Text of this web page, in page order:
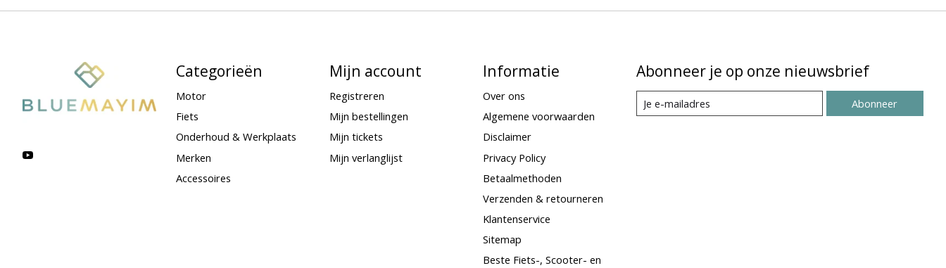
Categorieën
Motor
Fiets
Onderhoud & Werkplaats
Merken
Accessoires
Mijn account
Registreren
Mijn bestellingen
Mijn tickets
Mijn verlanglijst
Informatie
Over ons
Algemene voorwaarden
Disclaimer
Privacy Policy
Betaalmethoden
Verzenden & retourneren
Klantenservice
Sitemap
Beste Fiets-, Scooter- en
Abonneer je op onze nieuwsbrief
Abonneer